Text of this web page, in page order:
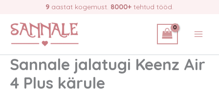
content
9 aastat kogemust. 8000+ tehtud tööd.
Sannale jalatugi Keenz Air
4 Plus kärule